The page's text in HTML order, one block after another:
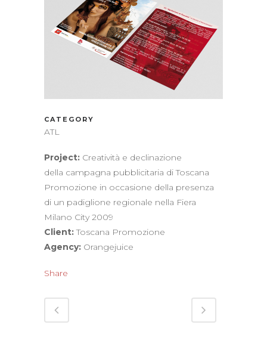
CATEGORY
ATL
Project: Creatività e declinazione
della campagna pubblicitaria di Toscana
Promozione in occasione della presenza
di un padiglione regionale nella Fiera
Milano City 2009
Client:Toscana Promozione
Agency: Orangejuice
Share